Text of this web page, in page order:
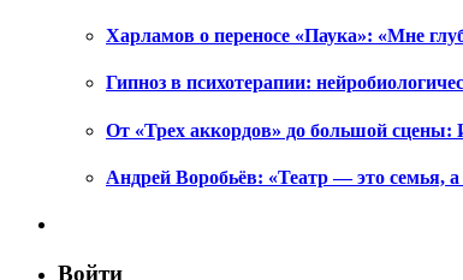
Харламов о переносе «Паука»: «Мне
Гипноз в психотерапии:
От «Трех аккордов» до большой сцены:
Андрей Воробьёв: «Театр — это семья,
Войти